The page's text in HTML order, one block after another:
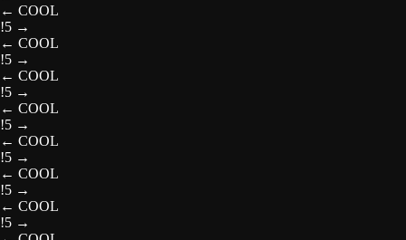
← COOL
!5 →
← COOL
!5 →
← COOL
!5 →
← COOL
!5 →
← COOL
!5 →
← COOL
!5 →
← COOL
!5 →